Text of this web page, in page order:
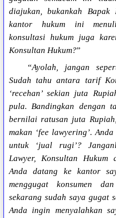
diajukan, bukankah
kantor hukum ini
konsultasi hukum juga
Konsultan Hukum?”
“Ayolah, jangan
Sudah tahu antara tarif
‘recehan’ sekian juta
pula. Bandingkan dengan
bernilai ratusan juta
makan ‘fee lawyering’.
untuk ‘jual rugi’?
Lawyer, Konsultan Hukum
Anda datang ke kantor
menggugat konsumen
sekarang sudah saya gugat
Anda ingin menyalahkan